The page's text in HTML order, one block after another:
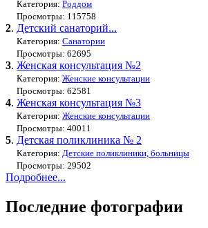
Категория: Роддом
Просмотры: 115758
2. Детский санаторий...
Категория: Санатории
Просмотры: 62695
3. Женская консультация №2
Категория: Женские консультации
Просмотры: 62581
4. Женская консультация №3
Категория: Женские консультации
Просмотры: 40011
5. Детская поликлиника № 2
Категория: Детские поликлиники, больницы
Просмотры: 29502
Подробнее...
Последние фотографии